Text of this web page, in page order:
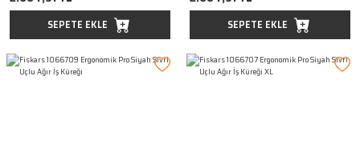
SEPETE EKLE SEPETE EKLE